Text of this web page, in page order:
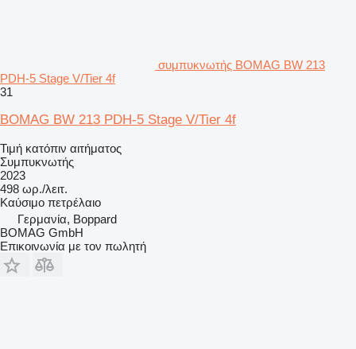
συμπυκνωτής BOMAG BW 213
PDH-5 Stage V/Tier 4f
31
BOMAG BW 213 PDH-5 Stage V/Tier 4f
Τιμή κατόπιν αιτήματος
Συμπυκνωτής
2023
498 ωρ./λειτ.
Καύσιμο πετρέλαιο
Γερμανία, Boppard
BOMAG GmbH
Επικοινωνία με τον πωλητή